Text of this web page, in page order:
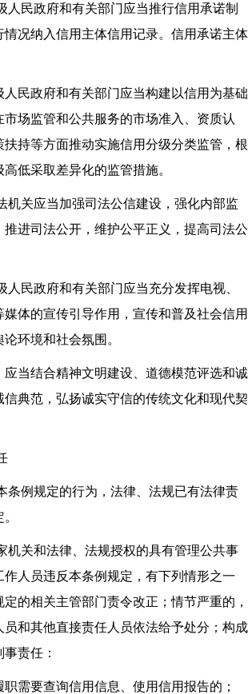
民政府和有关部门应当推行信用承诺制
情况纳入信用主体信用记录。信用承诺主体
政府和有关部门应当构建以信用为基础
市场监管和公共服务的市场准入、资质认
扶持等方面推动实施信用分级分类监管，根
低采取差异化的监管措施。
关应当加强司法公信建设，强化内部监
推进司法公开，维护公平正义，提高司法公
民政府和有关部门应当充分发挥电视、
媒体的宣传引导作用，宣传和普及社会信用
环境和社会氛围。
结合精神文明建设、道德模范评选和诚
典范，弘扬诚实守信的传统文化和现代契
例规定的行为，法律、法规已有法律责
关和法律、法规授权的具有管理公共事
人员违反本条例规定，有下列情形之一
的相关主管部门责令改正；情节严重的，
员和其他直接责任人员依法给予处分；构成
责任：
要查询信用信息、使用信用报告的；